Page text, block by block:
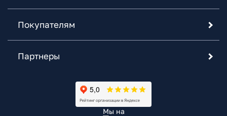
Покупателям
Партнеры
Мы на